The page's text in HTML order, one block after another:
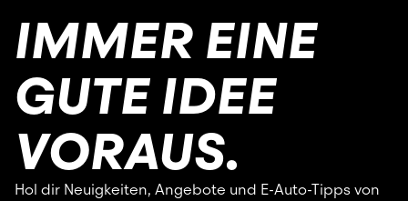
IMMER EINE
GUTE IDEE
VORAUS.
Hol dir Neuigkeiten, Angebote und E-Auto-Tipps von